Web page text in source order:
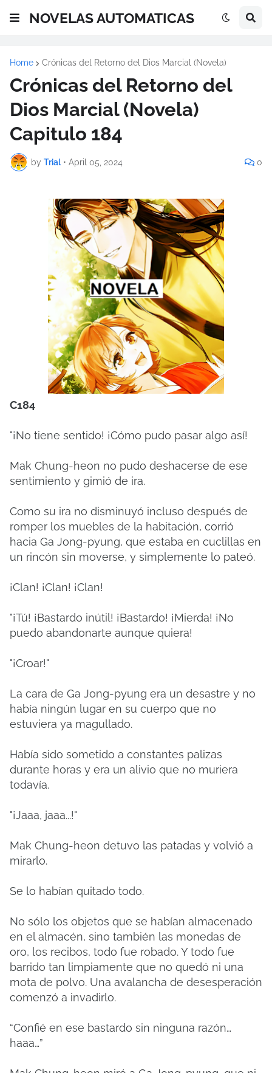
NOVELAS AUTOMATICAS
Home Crónicas del Retorno del Dios Marcial (Novela)
Crónicas del Retorno del
Dios Marcial (Novela)
Capitulo 184
by Trial • April 05, 2024 0
C184
"¡No tiene sentido! ¡Cómo pudo pasar algo así!
Mak Chung-heon no pudo deshacerse de ese
sentimiento y gimió de ira.
Como su ira no disminuyó incluso después de
romper los muebles de la habitación, corrió
hacia Ga Jong-pyung, que estaba en cuclillas en
un rincón sin moverse, y simplemente lo pateó.
¡Clan! ¡Clan! ¡Clan!
"¡Tú! ¡Bastardo inútil! ¡Bastardo! ¡Mierda! ¡No
puedo abandonarte aunque quiera!
"¡Croar!"
La cara de Ga Jong-pyung era un desastre y no
había ningún lugar en su cuerpo que no
estuviera ya magullado.
Había sido sometido a constantes palizas
durante horas y era un alivio que no muriera
todavía.
"¡Jaaa, jaaa...!"
Mak Chung-heon detuvo las patadas y volvió a
mirarlo.
Se lo habían quitado todo.
No sólo los objetos que se habían almacenado
en el almacén, sino también las monedas de
oro, los recibos, todo fue robado. Y todo fue
barrido tan limpiamente que no quedó ni una
mota de polvo. Una avalancha de desesperación
comenzó a invadirlo.
“Confié en ese bastardo sin ninguna razón…
haaa…”